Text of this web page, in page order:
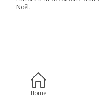
Noël.
Home